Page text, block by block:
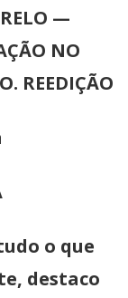
—
NO
REEDIÇÃO
o que
destaco